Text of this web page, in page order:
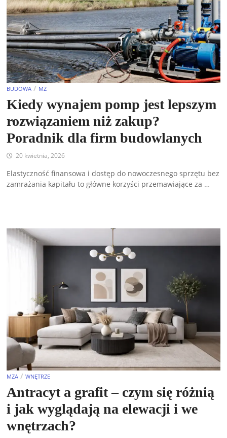
BUDOWA / MZ
Kiedy wynajem pomp jest lepszym
rozwiązaniem niż zakup?
Poradnik dla firm budowlanych
20 kwietnia, 2026
Elastyczność finansowa i dostęp do nowoczesnego sprzętu bez
zamrażania kapitału to główne korzyści przemawiające za …
MZA /WNĘTRZE
Antracyt a grafit – czym się różnią
i jak wyglądają na elewacji i we
wnętrzach?